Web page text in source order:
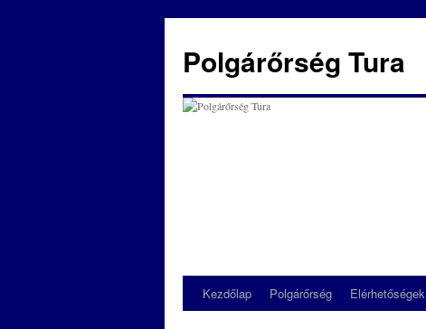
tartalomba
Polgárőrség Tura
Kezdőlap Polgárőrség Elérhetőségek